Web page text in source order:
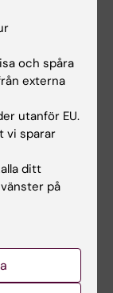
och spåra
externa
utanför EU.
vi sparar
ditt
på